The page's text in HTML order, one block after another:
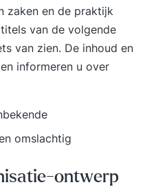
zaken en de praktijk
van de volgende
van zien. De inhoud en
informeren u over
omslachtig
ontwerp